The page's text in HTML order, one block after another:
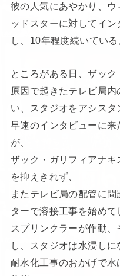
彼の人気にあやかり、
ッドスターに対してイ
し、10年程度続いている
ところがある日、ザッ
原因で起きたテレビ局
い、スタジオをアシスタ
早速のインタビューに
が、
ザック・ガリフィアナ
を抑えきれず、
またテレビ局の配管に
ターで溶接工事を始めて
スプリンクラーが作動
し、スタジオは水浸しに
耐水化工事のおかげで